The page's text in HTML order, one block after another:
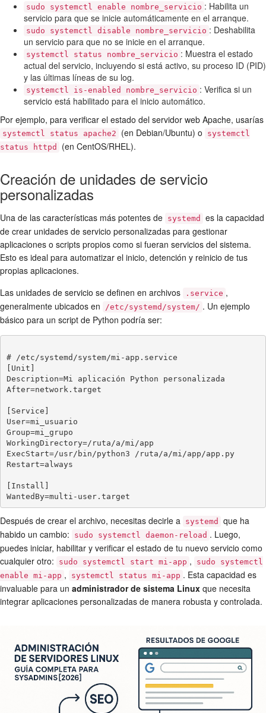
sudo systemctl enable nombre_servicio : Habilita un
servicio para que se inicie automáticamente en el arranque.
sudo systemctl disable nombre_servicio : Deshabilita
un servicio para que no se inicie en el arranque.
systemctl status nombre_servicio : Muestra el estado
actual del servicio, incluyendo si está activo, su proceso ID (PID)
y las últimas líneas de su log.
systemctl is-enabled nombre_servicio : Verifica si un
servicio está habilitado para el inicio automático.
Por ejemplo, para verificar el estado del servidor web Apache, usarías
systemctl status apache2 (en Debian/Ubuntu) o
systemctl
status httpd
(en CentOS/RHEL).
Creación de unidades de servicio
personalizadas
Una de las características más potentes de systemd
es la capacidad
de crear unidades de servicio personalizadas para gestionar
aplicaciones o scripts propios como si fueran servicios del sistema.
Esto es ideal para automatizar el inicio, detención y reinicio de tus
propias aplicaciones.
Las unidades de servicio se definen en archivos
.service ,
generalmente ubicados en
/etc/systemd/system/ . Un ejemplo
básico para un script de Python podría ser:
# /etc/systemd/system/mi-app.service
[Unit]
Description=Mi aplicación Python personalizada
After=network.target
[Service]
User=mi_usuario
Group=mi_grupo
WorkingDirectory=/ruta/a/mi/app
ExecStart=/usr/bin/python3 /ruta/a/mi/app/app.py
Restart=always
[Install]
Después de crear el archivo, necesitas decirle a systemd
que ha
habido un cambio:
sudo systemctl daemon-reload . Luego,
puedes iniciar, habilitar y verificar el estado de tu nuevo servicio como
cualquier otro:
sudo systemctl start mi-app ,
sudo systemctl
enable mi-app , systemctl status mi-app . Esta capacidad es
invaluable para un administrador de sistema Linux que necesita
integrar aplicaciones personalizadas de manera robusta y controlada.